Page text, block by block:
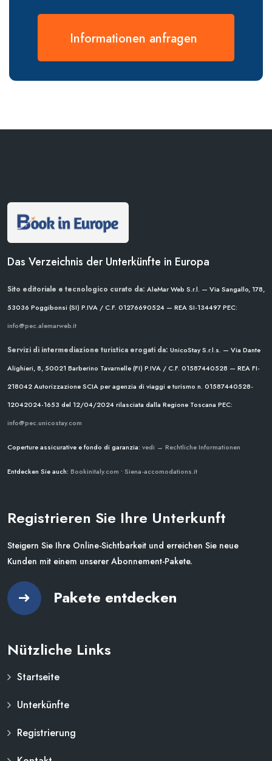
Informationen anfragen
Das Verzeichnis der Unterkünfte in Europa
Sito editoriale e tecnologico curato da: AleMar Web S.r.l. — Via Sangallo, 178,
53036 Poggibonsi (SI) P.IVA / C.F. 01276690524 — REA SI-134497PEC:
info@pec.alemarweb.it
Servizi di intermediazione turistica erogati da: UnicoStay S.r.l.s. — Via Dante
Alighieri, 8, 50021 Barberino Tavarnelle (FI) P.IVA / C.F. 01587440528 — REA FI-
218042Autorizzazione SCIA per agenzia di viaggi e turismo n. 01587440528-
12042024-1653 del 12/04/2024rilasciata dalla Regione Toscana PEC:
info@pec.unicostay.com
Coperture assicurative e fondo di garanzia: vedi → Rechtliche Informationen
Entdecken Sie auch: Bookinitaly.com • Siena-accomodations.it
Registrieren Sie Ihre Unterkunft
Steigern Sie Ihre Online-Sichtbarkeit und erreichen Sie neue
Kunden mit einem unserer Abonnement-Pakete.
Pakete entdecken
Nützliche Links
Startseite
Unterkünfte
Registrierung